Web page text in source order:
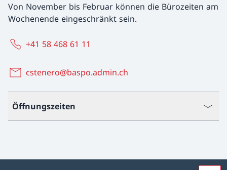
Von November bis Februar können die Bürozeiten am
Wochenende eingeschränkt sein.
+41 58 468 61 11
cstenero@baspo.admin.ch
Öffnungszeiten